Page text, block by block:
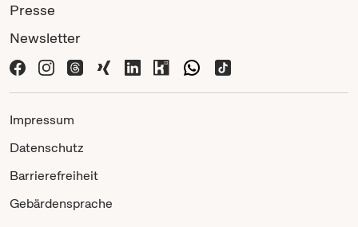
Presse
Newsletter
Impressum
Datenschutz
Barrierefreiheit
Gebärdensprache